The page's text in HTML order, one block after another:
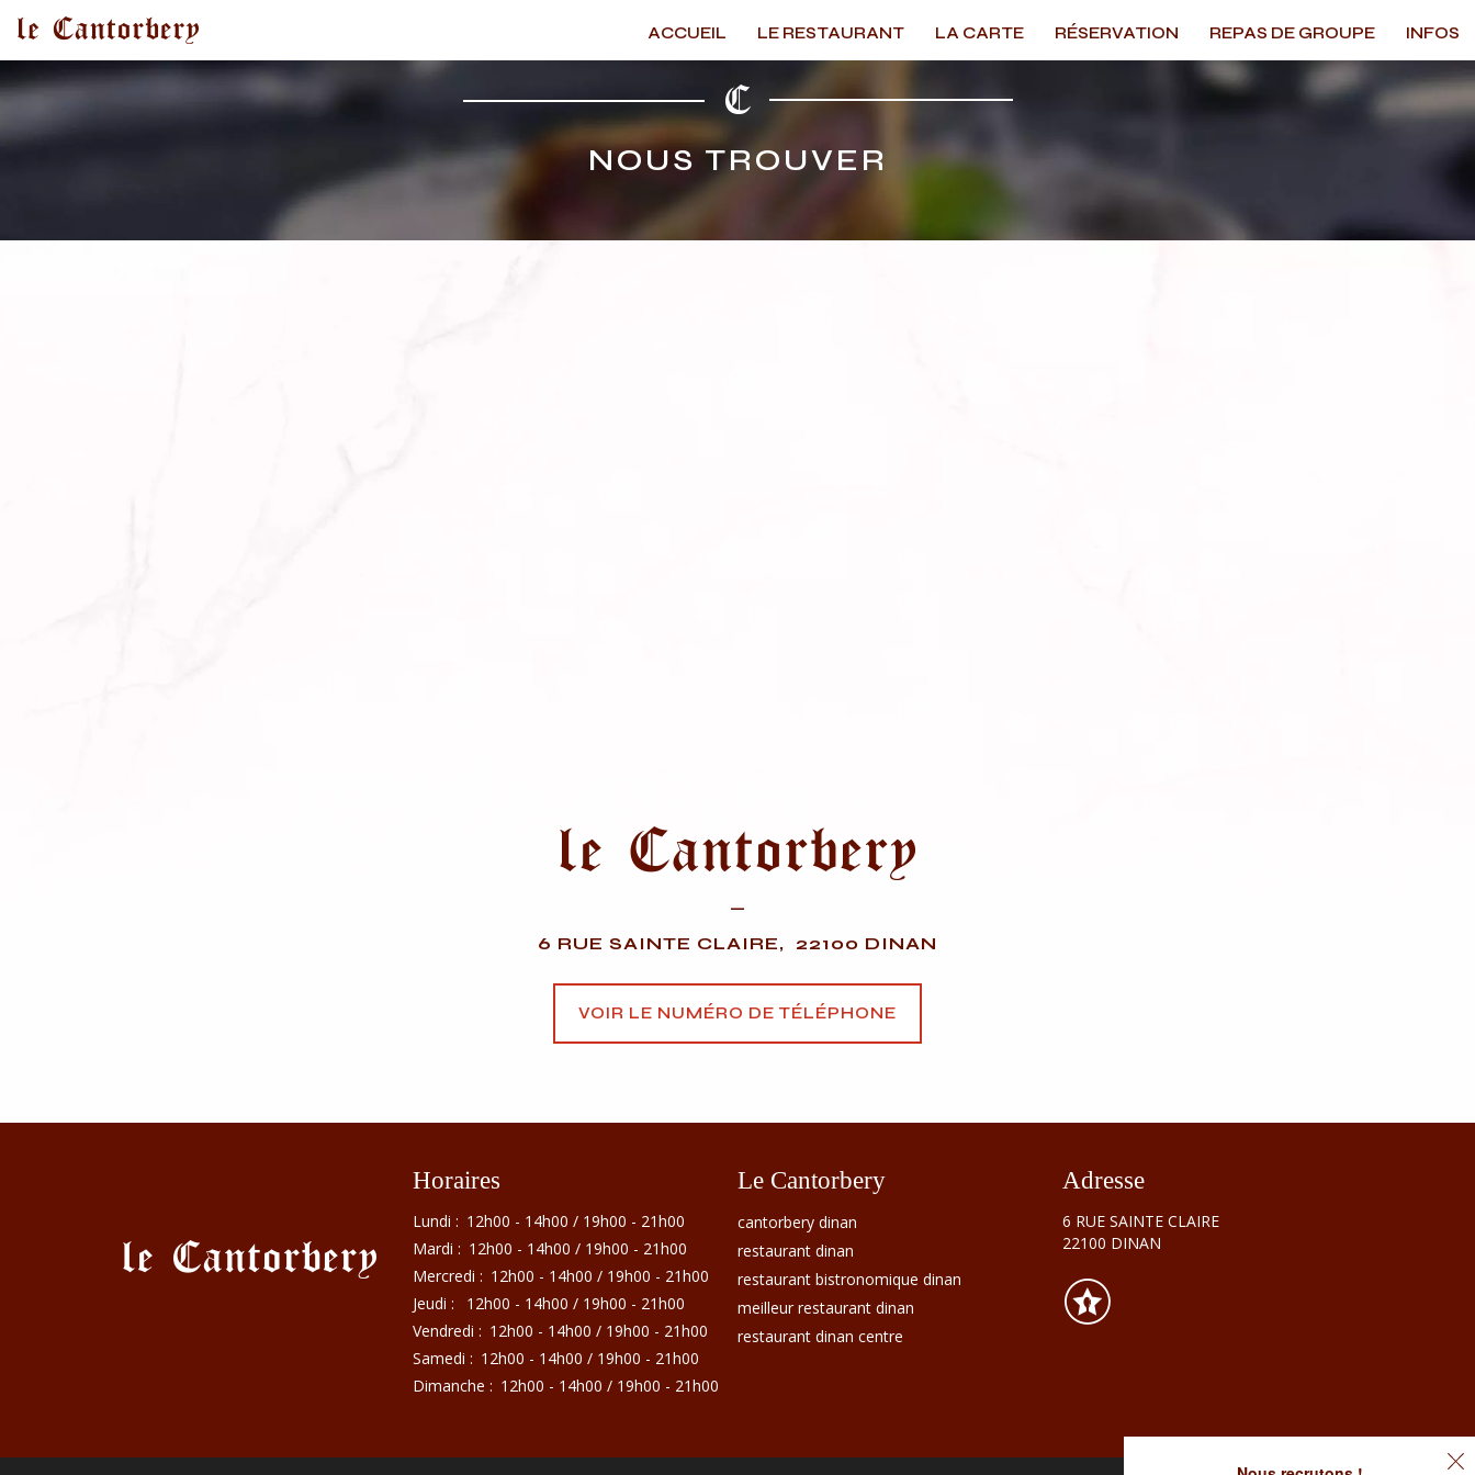
ACCUEIL LE RESTAURANT LA CARTE RÉSERVATION REPAS DE GROUPE INFOS
NOUS TROUVER
—
6 RUE SAINTE CLAIRE, 22100 DINAN
VOIR LE NUMÉRO DE TÉLÉPHONE
Horaires
Lundi : 12h00 - 14h00 / 19h00 - 21h00
Mardi : 12h00 - 14h00 / 19h00 - 21h00
Mercredi : 12h00 - 14h00 / 19h00 - 21h00
Jeudi :
12h00 - 14h00 / 19h00 - 21h00
Vendredi : 12h00 - 14h00 / 19h00 - 21h00
Samedi : 12h00 - 14h00 / 19h00 - 21h00
Dimanche : 12h00 - 14h00 / 19h00 - 21h00
Le Cantorbery
cantorbery dinan
restaurant dinan
restaurant bistronomique dinan
meilleur restaurant dinan
restaurant dinan centre
Adresse
6 RUE SAINTE CLAIRE
22100 DINAN